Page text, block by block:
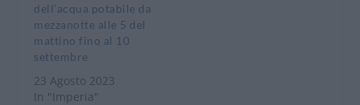
dell’acqua potabile da
mezzanotte alle 5 del
mattino fino al 10
settembre
23 Agosto 2023
In "Imperia"